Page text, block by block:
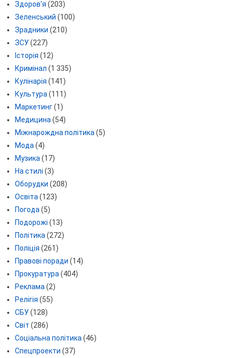
Здоров'я (203)
Зеленський (100)
Зрадники (210)
ЗСУ(227)
Історія (12)
Кримінал (1 335)
Кулінарія (141)
Культура (111)
Маркетинг(1)
Медицина (54)
Міжнарождна політика (5)
Мода (4)
Музика (17)
На стилі (3)
Оборудки (208)
Освіта (123)
Погода (5)
Подорожі (13)
Політика (272)
Поліція (261)
Правові поради (14)
Прокуратура (404)
Реклама (2)
Релігія (55)
СБУ(128)
Світ (286)
Соціальна політика (46)
Спецпроекти (37)